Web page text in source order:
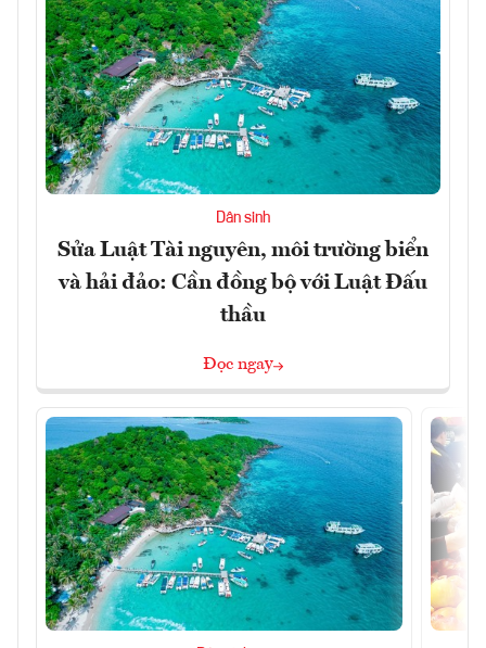
Dân sinh
Sửa Luật Tài nguyên, môi trường biển
và hải đảo: Cần đồng bộ với Luật Đấu
thầu
Đọc ngay